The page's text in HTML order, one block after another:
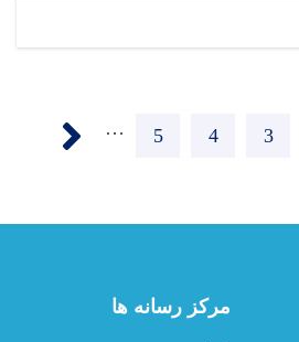
Page
3
Page
4
Page
5
…
مرکز رسانه ها